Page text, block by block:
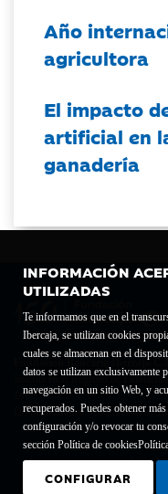
INFORMACIÓN
UTILIZADAS
Te informamos que en el
Ibercaja, se utilizan cookies
cuales se almacenan en el
datos se utilizan exclusivamente
navegación en un sitio Web, y
recuperados. Puedes obtener
configuración y/o revocar tu
sección Política de cookies
CONFIGURAR
Año
agricultora
El impacto
artificial en
ganadería
Fundación Bancaria Ibercaja
Inscrita en el Registro de
1689.
Domicilio social: Joaquín Costa,
Aviso